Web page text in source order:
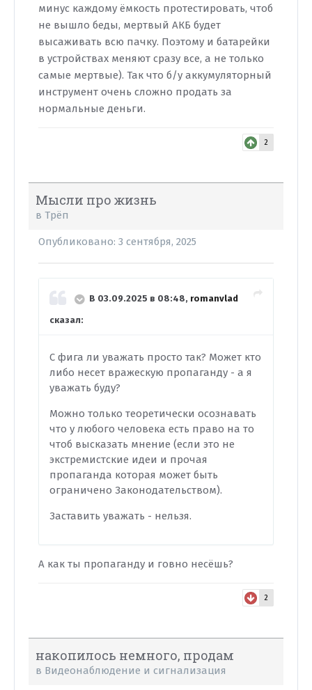
минус каждому ёмкость протестировать, чтоб
не вышло беды, мертвый АКБ будет
высаживать всю пачку. Поэтому и батарейки
в устройствах меняют сразу все, а не только
самые мертвые). Так что б/у аккумуляторный
инструмент очень сложно продать за
нормальные деньги.
2
Мысли про жизнь
в Трёп
Опубликовано: 3 сентября, 2025
В 03.09.2025 в 08:48, romanvlad
сказал:
С фига ли уважать просто так? Может кто
либо несет вражескую пропаганду - а я
уважать буду?
Можно только теоретически осознавать
что у любого человека есть право на то
чтоб высказать мнение (если это не
экстремистские идеи и прочая
пропаганда которая может быть
ограничено Законодательством).
Заставить уважать - нельзя.
А как ты пропаганду и говно несёшь?
2
накопилось немного, продам
в Видеонаблюдение и сигнализация